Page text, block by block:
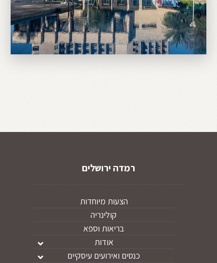
רמדה ירושלים
הצעות מיוחדות
קולינריה
בריאות וספא
אודות
כנסים ואירועים עיסקיים